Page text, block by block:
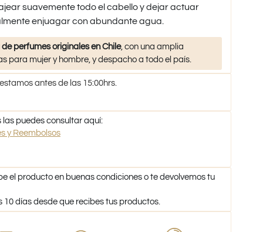
suavemente todo el cabello y dejar actuar
enjuagar con abundante agua.
perfumes originales en Chile, con una amplia
para mujer y hombre, y despacho a todo el país.
estamos antes de las 15:00hrs.
puedes consultar aquí:
y Reembolsos
el producto en buenas condiciones o te devolvemos tu
10 días desde que recibes tus productos.